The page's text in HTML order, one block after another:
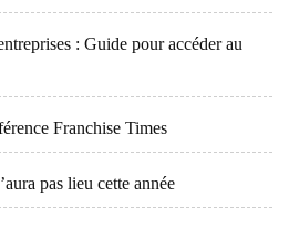
: Guide pour accéder au
Franchise Times
pas lieu cette année